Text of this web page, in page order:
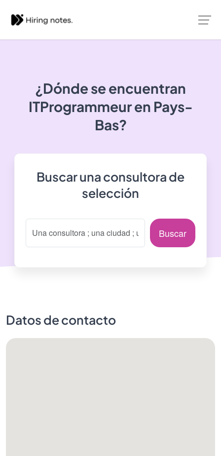
¿Dónde se encuentran
ITProgrammeuren Pays-
Bas?
Buscar una consultora de
selección
Buscar
Datos de contacto